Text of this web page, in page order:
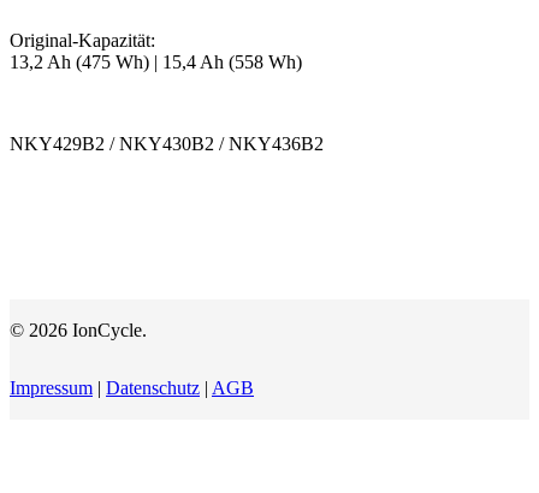
Original-Kapazität:
13,2 Ah (475 Wh) | 15,4 Ah (558 Wh)
NKY429B2 / NKY430B2 / NKY436B2
© 2026 IonCycle.
Impressum | Datenschutz | AGB